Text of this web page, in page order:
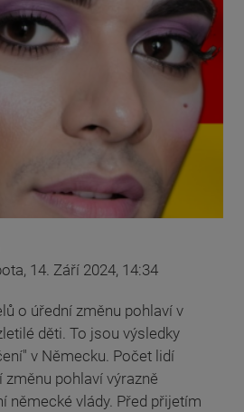
14. Září 2024, 14:34
o úřední změnu pohlaví v
děti. To jsou výsledky
v Německu. Počet lidí
pohlaví výrazně
německé vlády. Před přijetím